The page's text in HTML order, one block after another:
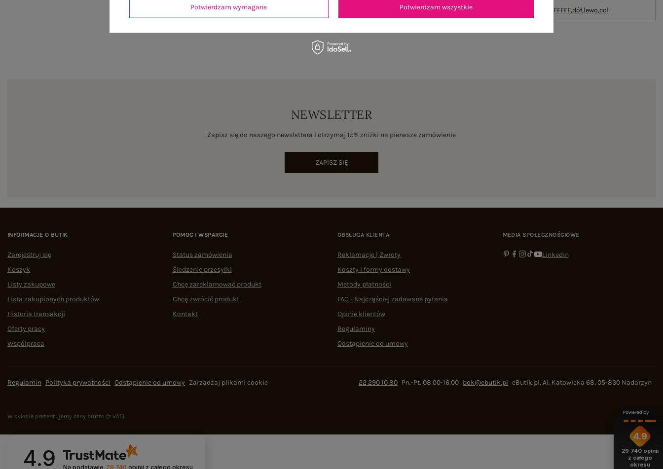
WOOL#546070#FFFFFF,dół,lewo,col
NEWSLETTER
Zapisz się do naszego newslettera i otrzymaj 15% zniżki na pierwsze zamówienie
ZAPISZ SIĘ
INFORMACJE O BUTIK
Zarejestruj się
Koszyk
Listy zakupowe
Lista zakupionych produktów
Historia transakcji
Oferty pracy
Współpraca
POMOC I WSPARCIE
Status zamówienia
Śledzenie przesyłki
Chcę zareklamować produkt
Chcę zwrócić produkt
Kontakt
OBSŁUGA KLIENTA
Reklamacje | Zwroty
Koszty i formy dostawy
Metody płatności
FAQ - Najczęściej zadawane pytania
Opinie klientów
Regulaminy
Odstąpienie od umowy
MEDIA SPOŁECZNOŚCIOWE
Linkedin
Regulamin Polityka prywatności Odstąpienie od umowy Zarządzaj plikami cookie 22 290 10 80 Pn.-Pt. 08:00-16:00 bok@ebutik.pl eButik.pl,Al. Katowicka 68,05-830 Nadarzyn
W sklepie prezentujemy ceny brutto (z VAT).
4.9 Na podstawie 29 740 opinii z całego okresu
4.9
29 740 opinii
z całego
okresu
Potwierdzam wymagane Potwierdzam wszystkie